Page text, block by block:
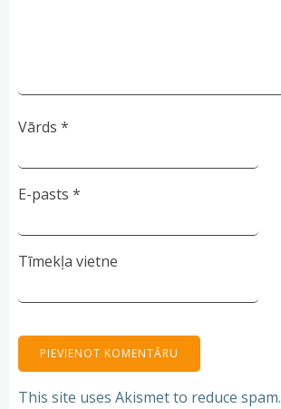
Vārds *
E-pasts *
Tīmekļa vietne
This site uses Akismet to reduce spam.